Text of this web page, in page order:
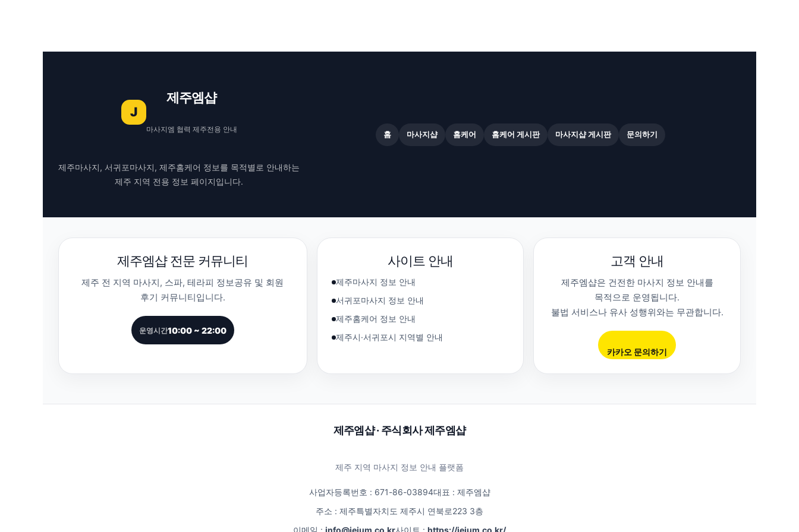
J
제주엠샵
마사지엠 협력 제주전용 안내
제주마사지, 서귀포마사지, 제주홈케어 정보를 목적별로 안내하는
제주 지역 전용 정보 페이지입니다.
홈 마사지샵 홈케어 홈케어 게시판 마사지샵 게시판 문의하기
제주엠샵 전문 커뮤니티
제주 전 지역 마사지, 스파, 테라피 정보공유 및 회원
후기 커뮤니티입니다.
운영시간10:00 ~ 22:00
사이트 안내
제주마사지 정보 안내
서귀포마사지 정보 안내
제주홈케어 정보 안내
제주시·서귀포시 지역별 안내
고객 안내
제주엠샵은 건전한 마사지 정보 안내를
목적으로 운영됩니다.
불법 서비스나 유사 성행위와는 무관합니다.
카카오 문의하기
제주엠샵 · 주식회사 제주엠샵
제주 지역 마사지 정보 안내 플랫폼
사업자등록번호 : 671-86-03894대표 : 제주엠샵
주소 : 제주특별자치도 제주시 연북로223 3층
이메일 : info@jejum.co.kr사이트 : https://jejum.co.kr/